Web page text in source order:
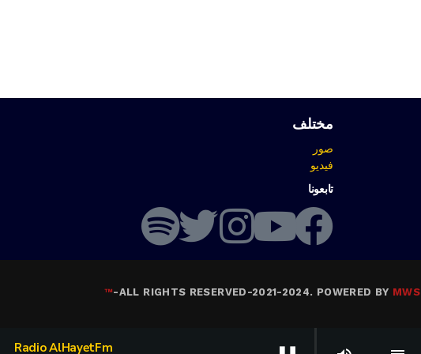
Radio AlHayetFm
مختلف
صور
فيديو
تابعونا
ALL RIGHTS RESERVED-2021-2024. POWERED BY MWS
-
™